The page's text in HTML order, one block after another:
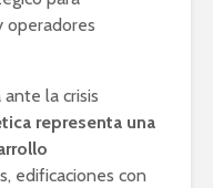
operadores
la crisis
representa una
edificaciones con